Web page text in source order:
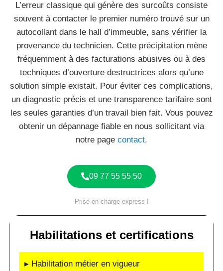
L’erreur classique qui génère des surcoûts consiste
souvent à contacter le premier numéro trouvé sur un
autocollant dans le hall d’immeuble, sans vérifier la
provenance du technicien. Cette précipitation mène
fréquemment à des facturations abusives ou à des
techniques d’ouverture destructrices alors qu’une
solution simple existait. Pour éviter ces complications,
un diagnostic précis et une transparence tarifaire sont
les seules garanties d’un travail bien fait. Vous pouvez
obtenir un dépannage fiable en nous sollicitant via
notre page contact.
09 77 55 55 50
Prise en charge express !
Habilitations et certifications
▸ Habilitation métier en vigueur